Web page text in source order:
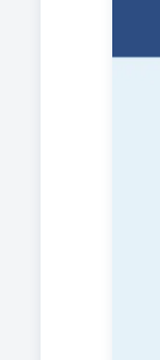
何意
下，
内容
本公
本报
司所
允许
节和
责。
告不
报告
有或